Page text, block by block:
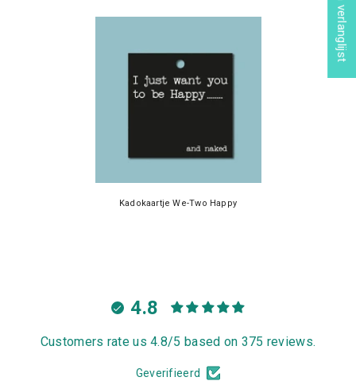
Kadokaartje We-Two Happy
4.8
Customers rate us 4.8/5 based on 375 reviews.
Geverifieerd
Mijn verlanglijst